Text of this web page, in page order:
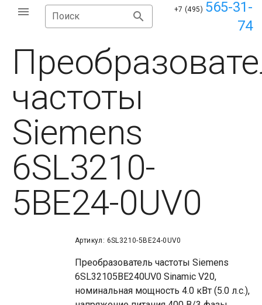
Поиск
+7 (495) 565-31-
74
частоты
Siemens
6SL3210-
5BE24-0UV0
Артикул: 6SL3210-5BE24-0UV0
Преобразователь частоты Siemens
6SL32105BE240UV0 Sinamic V20,
номинальная мощность 4.0 кВт (5.0 л.с.),